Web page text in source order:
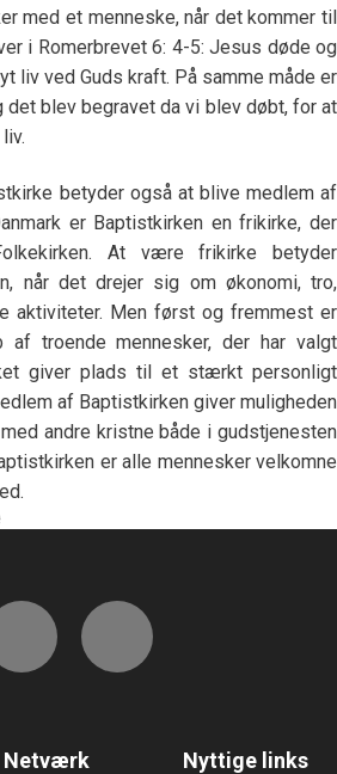
med et menneske, når det kommer til
i Romerbrevet 6: 4-5: Jesus døde og
liv ved Guds kraft. På samme måde er
blev begravet da vi blev døbt, for at
betyder også at blive medlem af
er Baptistkirken en frikirke, der
At være frikirke betyder
når det drejer sig om økonomi, tro,
aktiviteter. Men først og fremmest er
troende mennesker, der har valgt
giver plads til et stærkt personligt
af Baptistkirken giver muligheden
andre kristne både i gudstjenesten
er alle mennesker velkomne
Netværk Nyttige links